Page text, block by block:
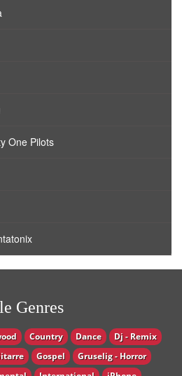
One Pilots
Genres
Country Dance
Dj - Remix
Gospel
Gruselig - Horror